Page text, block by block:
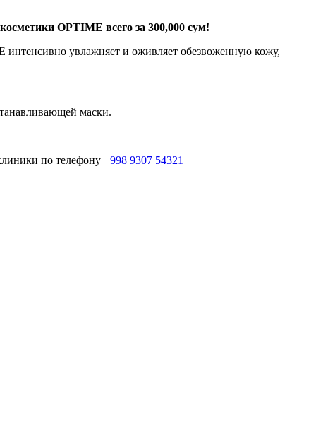
OPTIME всего за 300,000 сум!
увлажняет и оживляет обезвоженную кожу,
маски.
по телефону +998 9307 54321